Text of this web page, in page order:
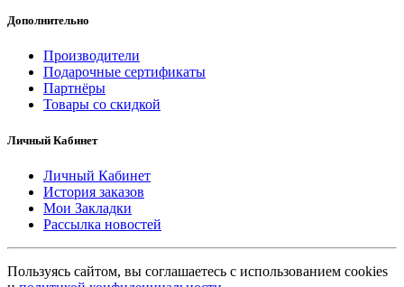
Дополнительно
Производители
Подарочные сертификаты
Партнёры
Товары со скидкой
Личный Кабинет
Личный Кабинет
История заказов
Мои Закладки
Рассылка новостей
Пользуясь сайтом, вы соглашаетесь с использованием cookies